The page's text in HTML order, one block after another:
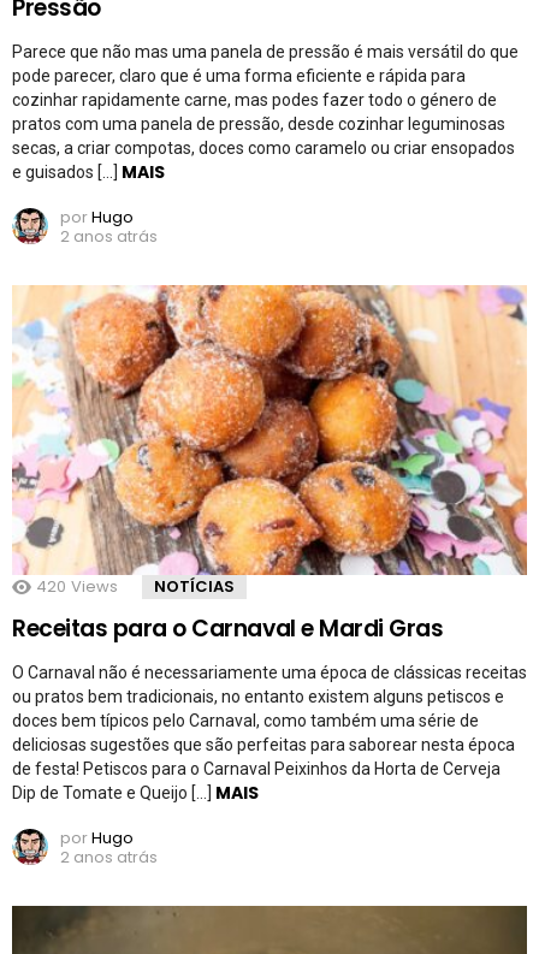
Pressão
Parece que não mas uma panela de pressão é mais versátil do que
pode parecer, claro que é uma forma eficiente e rápida para
cozinhar rapidamente carne, mas podes fazer todo o género de
pratos com uma panela de pressão, desde cozinhar leguminosas
secas, a criar compotas, doces como caramelo ou criar ensopados
e guisados […] MAIS
porHugo
2 anos atrás
420 Views NOTÍCIAS
Receitas para o Carnaval e Mardi Gras
O Carnaval não é necessariamente uma época de clássicas receitas
ou pratos bem tradicionais, no entanto existem alguns petiscos e
doces bem típicos pelo Carnaval, como também uma série de
deliciosas sugestões que são perfeitas para saborear nesta época
de festa! Petiscos para o Carnaval Peixinhos da Horta de Cerveja
Dip de Tomate e Queijo […] MAIS
porHugo
2 anos atrás